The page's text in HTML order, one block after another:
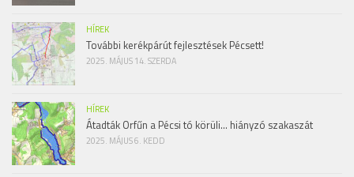
HÍREK
További kerékpárút fejlesztések Pécsett!
2025. MÁJUS 14. SZERDA
HÍREK
Átadták Orfűn a Pécsi tó körüli… hiányzó szakaszát
2025. MÁJUS 6. KEDD